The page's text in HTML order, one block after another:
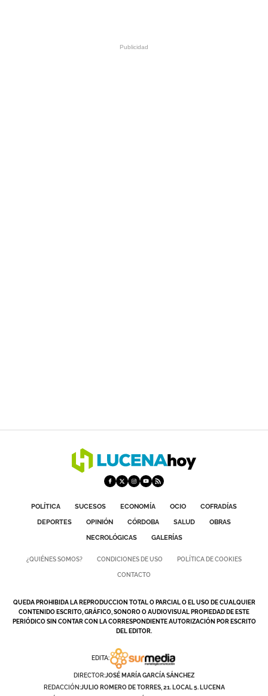
POLÍTICA SUCESOS ECONOMÍA OCIO
COFRADÍAS
DEPORTES
OPINIÓN CÓRDOBA SALUD
OBRAS
NECROLÓGICAS
GALERÍAS
¿QUIÉNES SOMOS? CONDICIONES DE USO POLÍTICA DE COOKIES
CONTACTO
QUEDA PROHIBIDA LA REPRODUCCION TOTAL O PARCIAL O EL USO DE CUALQUIER
CONTENIDO ESCRITO, GRÁFICO, SONORO O AUDIOVISUAL PROPIEDAD DE ESTE
PERIÓDICO SIN CONTAR CON LA CORRESPONDIENTE AUTORIZACIÓN POR ESCRITO
DEL EDITOR.
EDITA:
DIRECTOR:JOSÉ MARÍA GARCÍA SÁNCHEZ
REDACCIÓN:JULIO ROMERO DE TORRES, 21. LOCAL 5. LUCENA